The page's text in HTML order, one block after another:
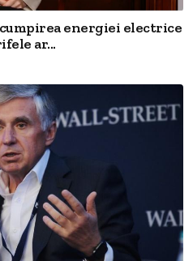
energiei electrice
ar...